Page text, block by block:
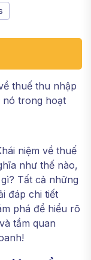
thuế thu nhập
nó trong hoạt
niệm về thuế
như thế nào,
Tất cả những
đáp chi tiết
phá để hiểu rõ
tầm quan